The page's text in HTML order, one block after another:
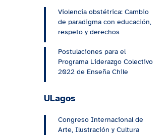
Violencia obstétrica: Cambio
de paradigma con educación,
respeto y derechos
Postulaciones para el
Programa Liderazgo Colectivo
2022 de Enseña Chile
ULagos
Congreso Internacional de
Arte, Ilustración y Cultura